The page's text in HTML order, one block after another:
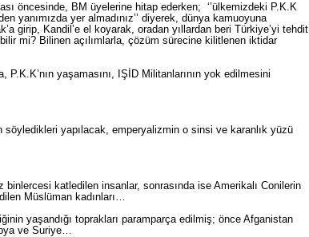
öncesinde, BM üyelerine hitap ederken; ‘’ülkemizdeki P.K.K
yanımızda yer almadınız’’ diyerek, dünya kamuoyuna
girip, Kandil’e el koyarak, oradan yıllardan beri Türkiye’yi tehdit
mi? Bilinen açılımlarla, çözüm sürecine kilitlenen iktidar
yaşamasını, IŞİD Militanlarının yok edilmesini
söyledikleri yapılacak, emperyalizmin o sinsi ve karanlık yüzü
katledilen insanlar, sonrasında ise Amerikalı Conilerin
Müslüman kadınları…
yaşandığı toprakları paramparça edilmiş; önce Afganistan
ve Suriye…